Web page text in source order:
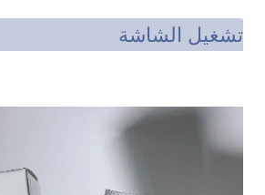
تشغيل الشاشة